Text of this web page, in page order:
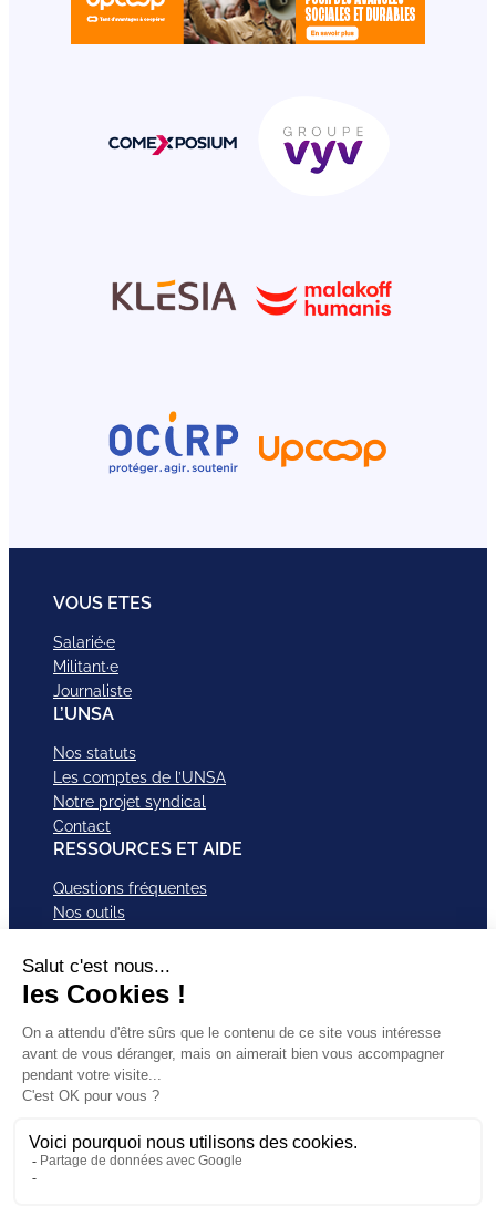
VOUS ETES
Salarié·e
Militant·e
Journaliste
L’UNSA
Nos statuts
Les comptes de l’UNSA
Notre projet syndical
Contact
RESSOURCES ET AIDE
Questions fréquentes
Nos outils
Nos structures et services
Je VEUX Adhérer
ABonnez-vous à nos newsletter
Mentions légales
Politique de
Facebook